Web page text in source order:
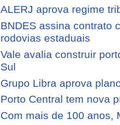
ALERJ aprova regime
BNDES assina contrato
rodovias estaduais
Vale avalia construir
Sul
Grupo Libra aprova
Porto Central tem nova
Com mais de 100 anos,